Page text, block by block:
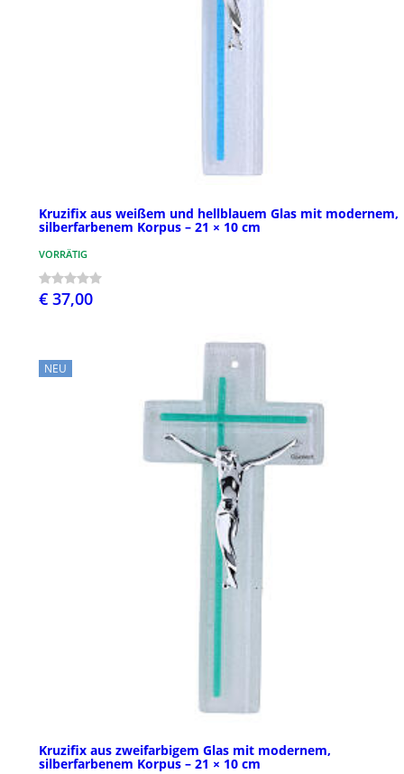
Kruzifix aus weißem und hellblauem Glas mit modernem,
silberfarbenem Korpus – 21 × 10 cm
VORRÄTIG
€ 37,00
NEU
Kruzifix aus zweifarbigem Glas mit modernem,
silberfarbenem Korpus – 21 × 10 cm